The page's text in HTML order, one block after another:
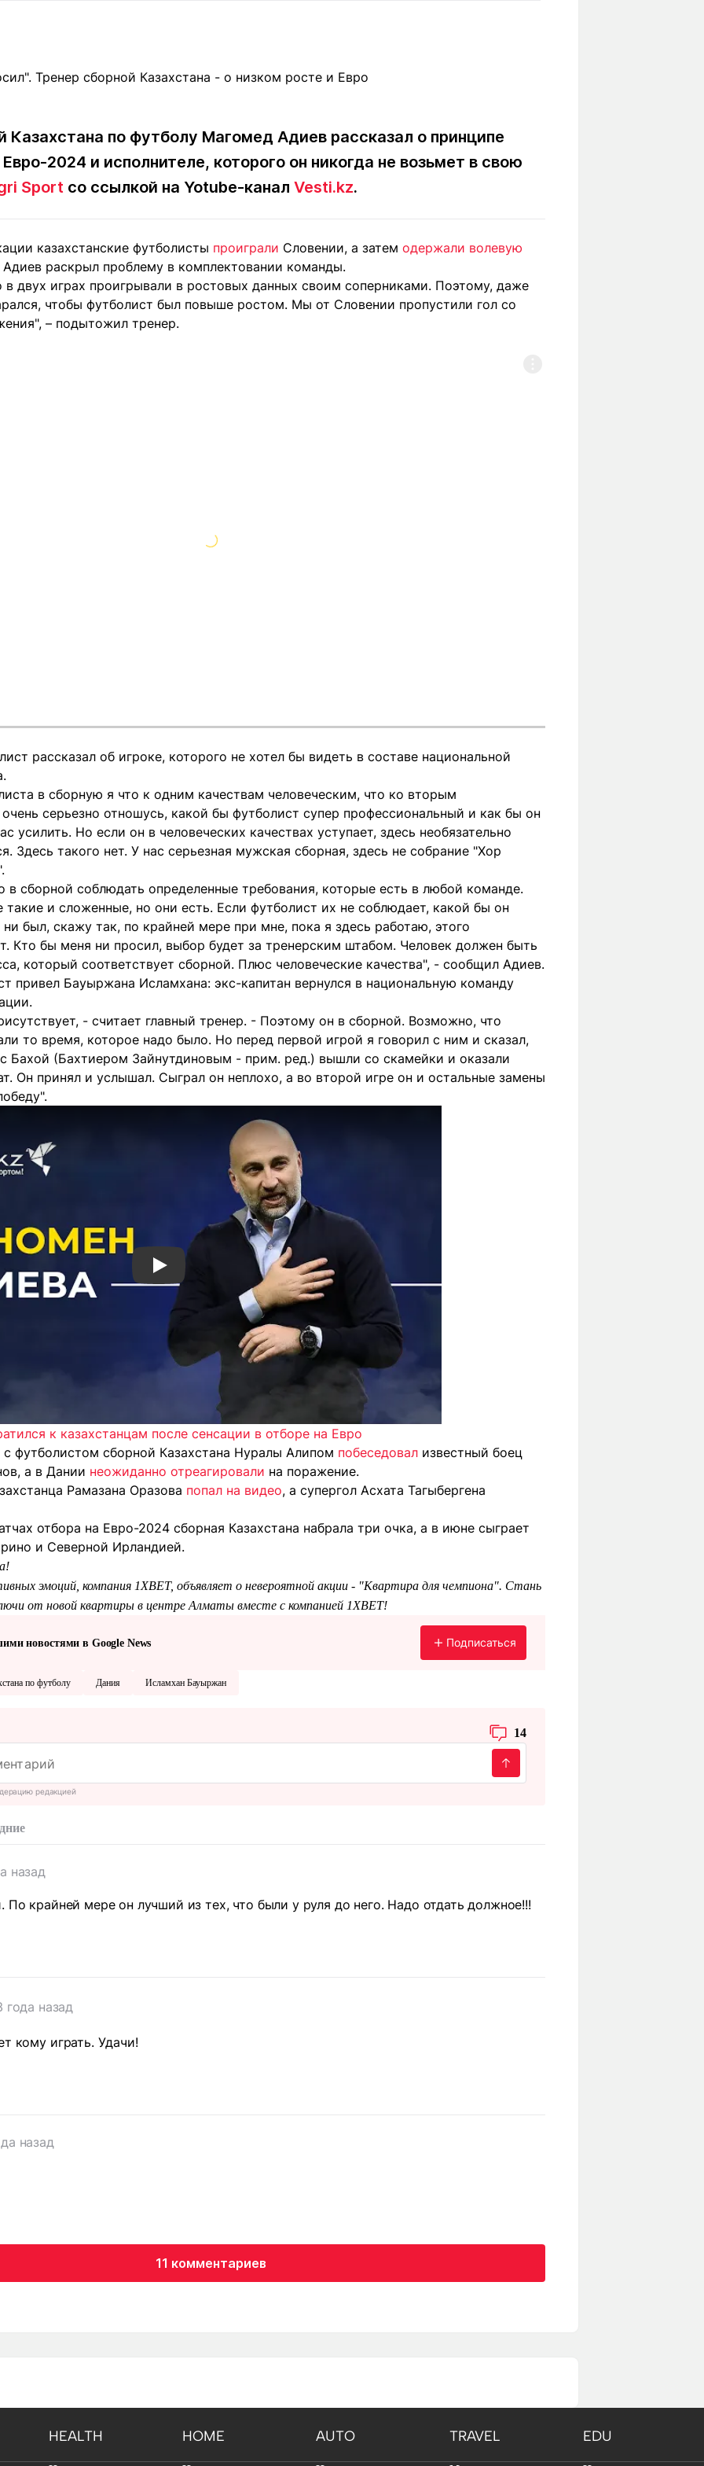
Спецпроекты
Контакты редакции Вакансии Реклама Пресс-центр
(700) 3 888 188
Мы в социальных сетях
Казахстана по футболу Магомед Адиев рассказал о принципе
2024 и исполнителе, которого он никогда не возьмет в свою
Sport со ссылкой на Yotube-канал Vesti.kz.
казахстанские футболисты проиграли Словении, а затем одержали волевую
раскрыл проблему в комплектовании команды.
в двух играх проигрывали в ростовых данных своим соперниками. Поэтому, даже
чтобы футболист был повыше ростом. Мы от Словении пропустили гол со
– подытожил тренер.
рассказал об игроке, которого не хотел бы видеть в составе национальной
в сборную я что к одним качествам человеческим, что ко вторым
серьезно отношусь, какой бы футболист супер профессиональный и как бы он
усилить. Но если он в человеческих качествах уступает, здесь необязательно
Здесь такого нет. У нас серьезная мужская сборная, здесь не собрание "Хор
в сборной соблюдать определенные требования, которые есть в любой команде.
такие и сложенные, но они есть. Если футболист их не соблюдает, какой бы он
был, скажу так, по крайней мере при мне, пока я здесь работаю, этого
Кто бы меня ни просил, выбор будет за тренерским штабом. Человек должен быть
который соответствует сборной. Плюс человеческие качества", - сообщил Адиев.
привел Бауыржана Исламхана: экс-капитан вернулся в национальную команду
- считает главный тренер. - Поэтому он в сборной. Возможно, что
то время, которое надо было. Но перед первой игрой я говорил с ним и сказал,
Бахой (Бахтиером Зайнутдиновым - прим. ред.) вышли со скамейки и оказали
Он принял и услышал. Сыграл он неплохо, а во второй игре он и остальные замены
Смотреть видео YouTube
к казахстанцам после сенсации в отборе на Евро
футболистом сборной Казахстана Нуралы Алипом побеседовал известный боец
а в Дании неожиданно отреагировали на поражение.
Рамазана Оразова попал на видео, а супергол Асхата Тагыбергена
отбора на Евро-2024 сборная Казахстана набрала три очка, а в июне сыграет
и Северной Ирландией.
эмоций, компания 1XBET, объявляет о невероятной акции - "Квартира для чемпиона". Стань
от новой квартиры в центре Алматы вместе с компанией 1XBET!
новостями в Google News Подписаться
по футболу Дания Исламхан Бауыржан
14
редакцией
назад
крайней мере он лучший из тех, что были у руля до него. Надо отдать должное!!!
года назад
кому играть. Удачи!
назад
11 комментариев
HEALTH HOME AUTO TRAVEL EDU